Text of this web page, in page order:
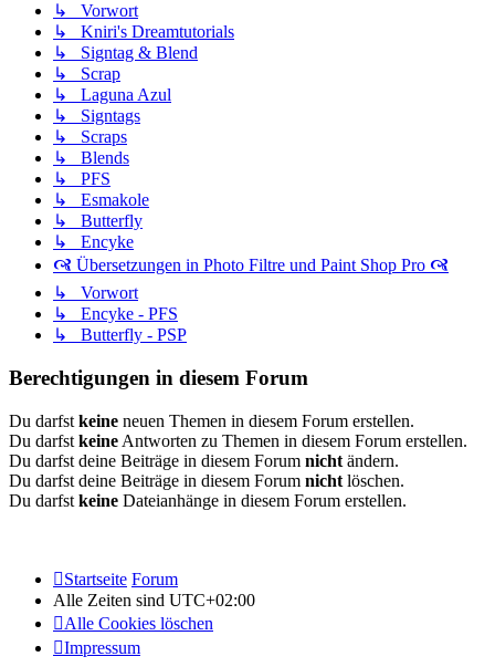
↳ Vorwort
↳ Kniri's Dreamtutorials
↳ Signtag & Blend
↳ Scrap
↳ Laguna Azul
↳ Signtags
↳ Scraps
↳ Blends
↳ PFS
↳ Esmakole
↳ Butterfly
↳ Encyke
🙧 Übersetzungen in Photo Filtre und Paint Shop Pro 🙧
↳ Vorwort
↳ Encyke - PFS
↳ Butterfly - PSP
Berechtigungen in diesem Forum
Du darfst keine neuen Themen in diesem Forum erstellen.
Du darfst keine Antworten zu Themen in diesem Forum erstellen.
Du darfst deine Beiträge in diesem Forum nicht ändern.
Du darfst deine Beiträge in diesem Forum nicht löschen.
Du darfst keine Dateianhänge in diesem Forum erstellen.
Startseite Forum
Alle Zeiten sind UTC+02:00
Alle Cookies löschen
Impressum